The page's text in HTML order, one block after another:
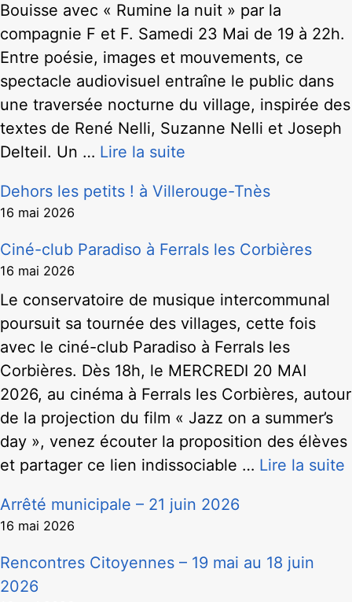
Bouisse avec « Rumine la nuit » par la
compagnie F et F. Samedi 23 Mai de 19 à 22h.
Entre poésie, images et mouvements, ce
spectacle audiovisuel entraîne le public dans
une traversée nocturne du village, inspirée des
textes de René Nelli, Suzanne Nelli et Joseph
Delteil. Un … Lire la suite
Dehors les petits ! à Villerouge-Tnès
16 mai 2026
Ciné-club Paradiso à Ferrals les Corbières
16 mai 2026
Le conservatoire de musique intercommunal
poursuit sa tournée des villages, cette fois
avec le ciné-club Paradiso à Ferrals les
Corbières. Dès 18h, le MERCREDI 20 MAI
2026, au cinéma à Ferrals les Corbières, autour
de la projection du film « Jazz on a summer’s
day », venez écouter la proposition des élèves
et partager ce lien indissociable … Lire la suite
Arrêté municipale – 21 juin 2026
16 mai 2026
Rencontres Citoyennes – 19 mai au 18 juin
2026